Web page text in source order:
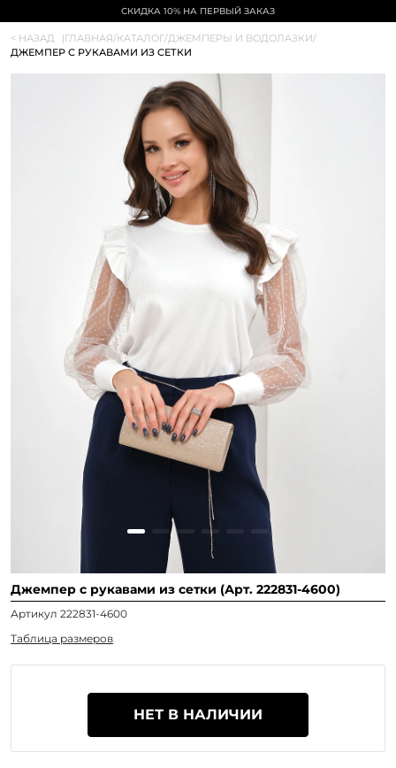
БЕСПЛАТНАЯ ДОСТАВКА ОТ 5000₽
< НАЗАД |ГЛАВНАЯ/КАТАЛОГ/ДЖЕМПЕРЫ И ВОДОЛАЗКИ/
ДЖЕМПЕР С РУКАВАМИ ИЗ СЕТКИ
Джемпер с рукавами из сетки (Арт. 222831-4600)
Артикул 222831-4600
Таблица размеров
НЕТ В НАЛИЧИИ